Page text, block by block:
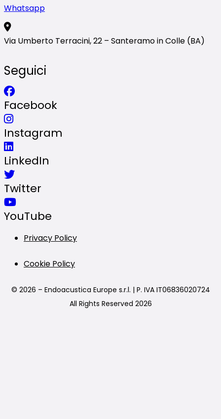
Whatsapp
Via Umberto Terracini, 22 – Santeramo in Colle (BA)
Seguici
Facebook
Instagram
LinkedIn
Twitter
YouTube
Privacy Policy
Cookie Policy
© 2026 – Endoacustica Europe s.r.l. | P. IVA IT06836020724
All Rights Reserved 2026